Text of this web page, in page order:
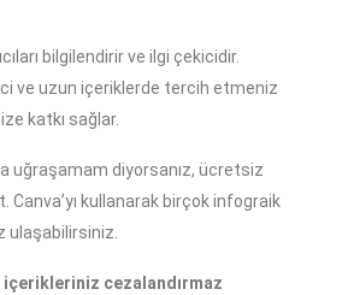
bilgilendirir ve ilgi çekicidir.
ve uzun içeriklerde tercih etmeniz
katkı sağlar.
uğraşamam diyorsanız, ücretsiz
Canva’yı kullanarak birçok infograik
ulaşabilirsiniz.
içerikleriniz cezalandırmaz